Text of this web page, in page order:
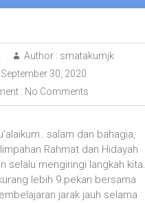
Author : smatakumjk
September 30, 2020
: No Comments
dan bahagia,
Rahmat dan Hidayah
selalu mengiringi langkah kita.
lebih 9 pekan bersama
jarak jauh selama